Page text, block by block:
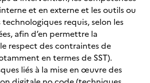
et en externe et les outils ou
requis, selon les
afin d’en permettre la
respect des contraintes de
en termes de SST).
liés à la mise en œuvre des